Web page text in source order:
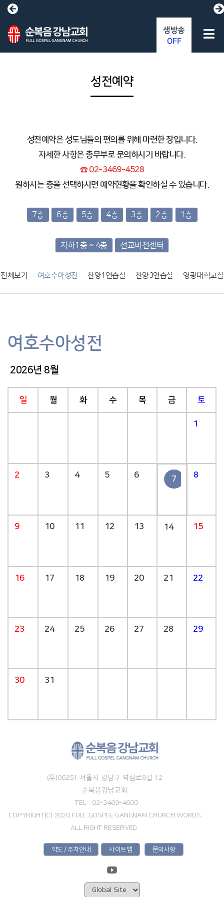
성전예약
성전예약은 성도님들의 편의를 위해 마련한 장입니다.
자세한 사항은 총무부로 문의하시기 바랍니다.
☎ 02-3469-4528
원하시는 층을 선택하시면 예약현황을 확인하실 수 있습니다.
7층 6층 5층 4층 3층 2층 1층
지하1층 ~ 4층 선교비전센터
전체보기 여호수아성전 찬양1연습실 찬양3연습실 영광대학교실
여호수아성전
2026년 8월
일 월 화 수 목 금 토
1
2 3 4 5 6 7 8
9 10 11 12 13 14 15
16 17 18 19 20 21 22
23 24 25 26 27 28 29
30 31
(우)06251 서울시 강남구 역삼로8길 12
순복음강남교회
TEL : 02-3469-4600
COPYRIGHT(C) 2020 FULL GOSPEL GANGNAM CHURCH WORDS
ALL RIGHT RESERVED.
약도 / 주차안내 사이트맵 문의사항
생방송
OFF